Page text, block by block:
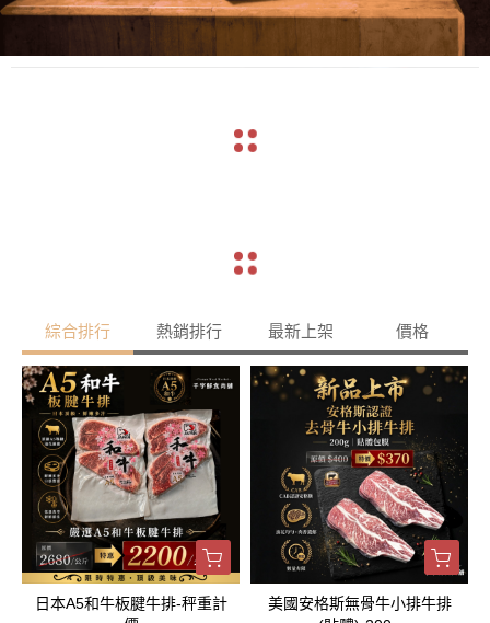
綜合排行 熱銷排行 最新上架 價格
日本A5和牛板腱牛排-秤重計
美國安格斯無骨牛小排牛排